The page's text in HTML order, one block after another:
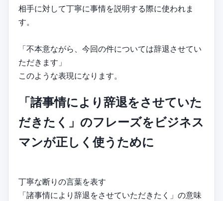
相手に対して丁寧に事情を説明する際に使われま
す。
「不本意ながら、今回の件については辞退させてい
ただきます」
このような表現になります。
「諸事情により辞退をさせていた
だきたく」のフレーズをビジネス
マンが正しく使うために
丁寧な断りの言葉を表す
「諸事情により辞退をさせていただきたく」の意味